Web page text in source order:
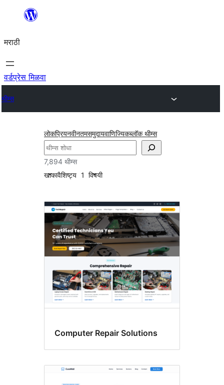
सामुग्रीवर
मराठी
वर्डप्रेस मिळवा
थीम्स
लोकप्रियनवीनतमसमुदायवाणिज्यिकब्लॉक थीम्स
शोधा
7,894 थीम्स
खाकावैशिष्ट्य 1 विषयी
प्रमुख
प्रतिमा
Computer Repair Solutions